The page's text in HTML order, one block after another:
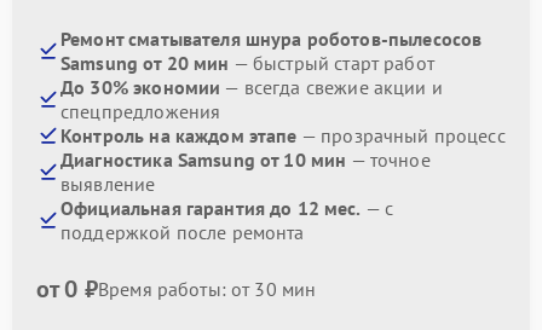
Ремонт сматывателя шнура роботов-пылесосов
Samsung от 20 мин — быстрый старт работ
До 30% экономии — всегда свежие акции и
спецпредложения
Контроль на каждом этапе — прозрачный процесс
Диагностика Samsung от 10 мин — точное
выявление
Официальная гарантия до 12 мес. — с
поддержкой после ремонта
от 0 ₽Время работы: от 30 мин